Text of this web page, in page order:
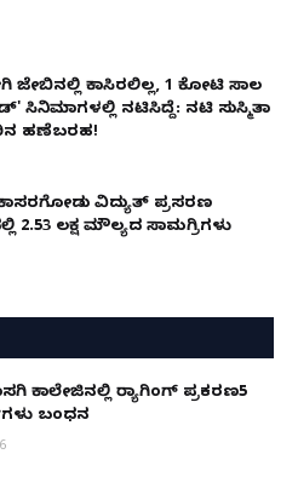
ಜೇಬಿನಲ್ಲಿ ಕಾಸಿರಲಿಲ್ಲ, ₹1 ಕೋಟಿ ಸಾಲ
ಸಿನಿಮಾಗಳಲ್ಲಿ ನಟಿಸಿದ್ದೆ: ನಟಿ ಸುಸ್ಮಿತಾ
ಹಣೆಬರಹ!
ವಿದ್ಯುತ್ ಪ್ರಸರಣ
₹2.53 ಲಕ್ಷ ಮೌಲ್ಯದ ಸಾಮಗ್ರಿಗಳು
ಕಾಲೇಜಿನಲ್ಲಿ ರ‌್ಯಾಗಿಂಗ್ ಪ್ರಕರಣ5
ಬಂಧನ